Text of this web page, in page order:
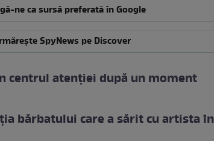
ne ca sursă preferată în Google
SpyNews pe Discover
centrul atenției după un moment
bărbatului care a sărit cu artista în